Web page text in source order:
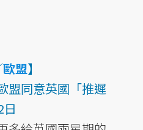
歐盟】
盟同意英國「推遲